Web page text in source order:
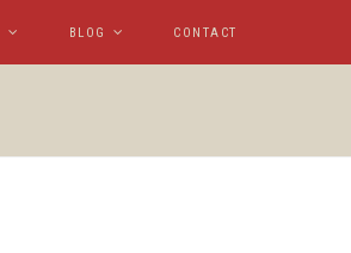
BLOG CONTACT